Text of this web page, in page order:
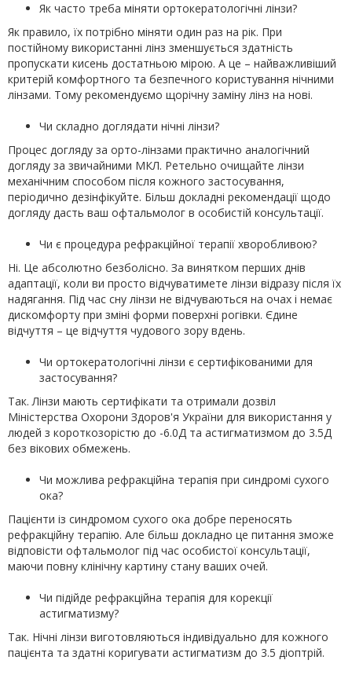
Як часто треба міняти ортокератологічні лінзи?
Як правило, їх потрібно міняти один раз на рік. При
постійному використанні лінз зменшується здатність
пропускати кисень достатньою мірою. А це – найважливіший
критерій комфортного та безпечного користування нічними
лінзами. Тому рекомендуємо щорічну заміну лінз на нові.
Чи складно доглядати нічні лінзи?
Процес догляду за орто-лінзами практично аналогічний
догляду за звичайними МКЛ. Ретельно очищайте лінзи
механічним способом після кожного застосування,
періодично дезінфікуйте. Більш докладні рекомендації щодо
догляду дасть ваш офтальмолог в особистій консультації.
Чи є процедура рефракційної терапії хворобливою?
Ні. Це абсолютно безболісно. За винятком перших днів
адаптації, коли ви просто відчуватимете лінзи відразу після їх
надягання. Під час сну лінзи не відчуваються на очах і немає
дискомфорту при зміні форми поверхні рогівки. Єдине
відчуття – це відчуття чудового зору вдень.
Чи ортокератологічні лінзи є сертифікованими для
застосування?
Так. Лінзи мають сертифікати та отримали дозвіл
Міністерства Охорони Здоров'я України для використання у
людей з короткозорістю до -6.0Д та астигматизмом до 3.5Д
без вікових обмежень.
Чи можлива рефракційна терапія при синдромі сухого
ока?
Пацієнти із синдромом сухого ока добре переносять
рефракційну терапію. Але більш докладно це питання зможе
відповісти офтальмолог під час особистої консультації,
маючи повну клінічну картину стану ваших очей.
Чи підійде рефракційна терапія для корекції
астигматизму?
Так. Нічні лінзи виготовляються індивідуально для кожного
пацієнта та здатні коригувати астигматизм до 3.5 діоптрій.